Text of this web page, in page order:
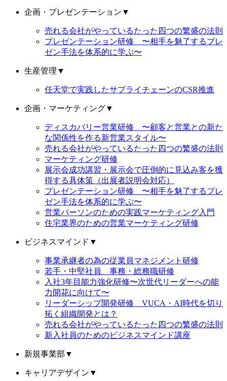
企画・プレゼンテーション ▼
売れる会社がやっているたった四つの繁盛の法則
プレゼンテーション研修 〜相手を魅了するプレ
ゼン手法を体系的に学ぶ〜
生産管理 ▼
任天堂で実践したサプライチェーンのCSR推進
企画・マーケティング▼
ディスカバリー営業研修 〜顧客と営業との新た
な関係性を作る新営業スタイル〜
売れる会社がやっているたった四つの繁盛の法則
マーケティング研修
展示会成功講習・展示会で圧倒的に見込み客を獲
得する具体策（出展者説明会対応）
プレゼンテーション研修 〜相手を魅了するプレ
ゼン手法を体系的に学ぶ〜
営業パーソンのための実践マーケティング入門
住宅業界のための営業マーケティング研修
ビジネスマインド ▼
事業承継者の為の従業員マネジメント研修
若手・中堅社員 事務・総務職研修
入社3年目能力強化研修〜次世代リーダーへの能
力開花に向けて〜
リーダーシップ開発研修 VUCA・AI時代を切り
拓く組織開発とは？
売れる会社がやっているたった四つの繁盛の法則
新入社員のためのビジネスマインド講座
新規事業部 ▼
キャリアデザイン ▼